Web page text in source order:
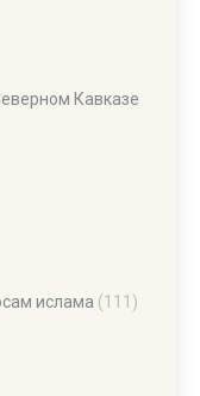
Кавказе
ислама (111)